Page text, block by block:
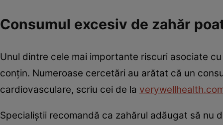
Consumul excesiv de zahăr
Unul dintre cele mai importante riscuri asociate
conțin. Numeroase cercetări au arătat că un
cardiovasculare, scriu cei de la
Specialiștii recomandă ca zahărul adăugat să nu